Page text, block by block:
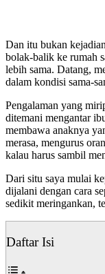
Dan itu bukan
bolak-balik ke rumah
lebih sama. Datang,
dalam kondisi sama-
Pengalaman yang
ditemani mengantar
membawa anaknya
merasa, mengurus
kalau harus sambil
Dari situ saya mulai
dijalani dengan cara
sedikit meringankan,
Daftar Isi